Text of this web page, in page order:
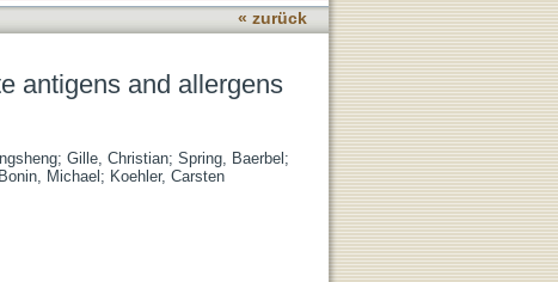
« zurück
antigens and allergens
; Gille, Christian; Spring, Baerbel ;
Bonin, Michael ; Koehler, Carsten